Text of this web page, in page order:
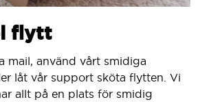
flytt
mail, använd vårt smidiga
låt vår support sköta flytten. Vi
allt på en plats för smidig